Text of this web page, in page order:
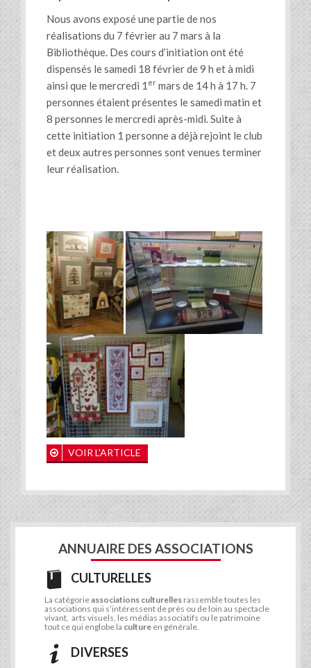
Nous avons exposé une partie de nos
réalisations du 7 février au 7 mars à la
Bibliothèque. Des cours d’initiation ont été
dispensés le samedi 18 février de 9 h et à midi
ainsi que le mercredi 1 er mars de 14 h à 17 h. 7
personnes étaient présentes le samedi matin et
8 personnes le mercredi après-midi. Suite à
cette initiation 1 personne a déjà rejoint le club
et deux autres personnes sont venues terminer
leur réalisation.
VOIR L'ARTICLE
ANNUAIRE DES ASSOCIATIONS
CULTURELLES
La catégorieassociations culturelles rassemble toutes les
associations qui s’intéressent de près ou de loin au spectacle
vivant, arts visuels, les médias associatifs ou le patrimoine
tout ce qui englobe la culture en générale.
DIVERSES